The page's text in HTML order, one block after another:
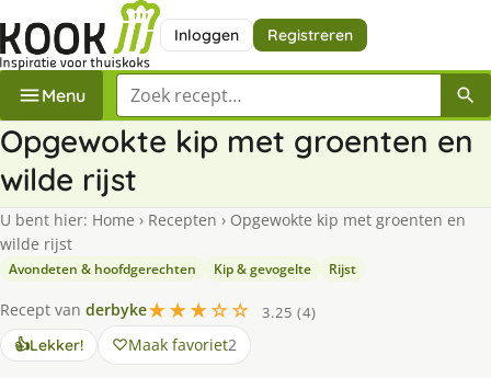
Inloggen Registreren
Menu Zoek een recept
Opgewokte kip met groenten en
wilde rijst
U bent hier: Home › Recepten › Opgewokte kip met groenten en
wilde rijst
Avondeten & hoofdgerechten Kip & gevogelte Rijst
Recept van derbyke★★★☆☆
3.25 (4)
👍Lekker! Maak favoriet2